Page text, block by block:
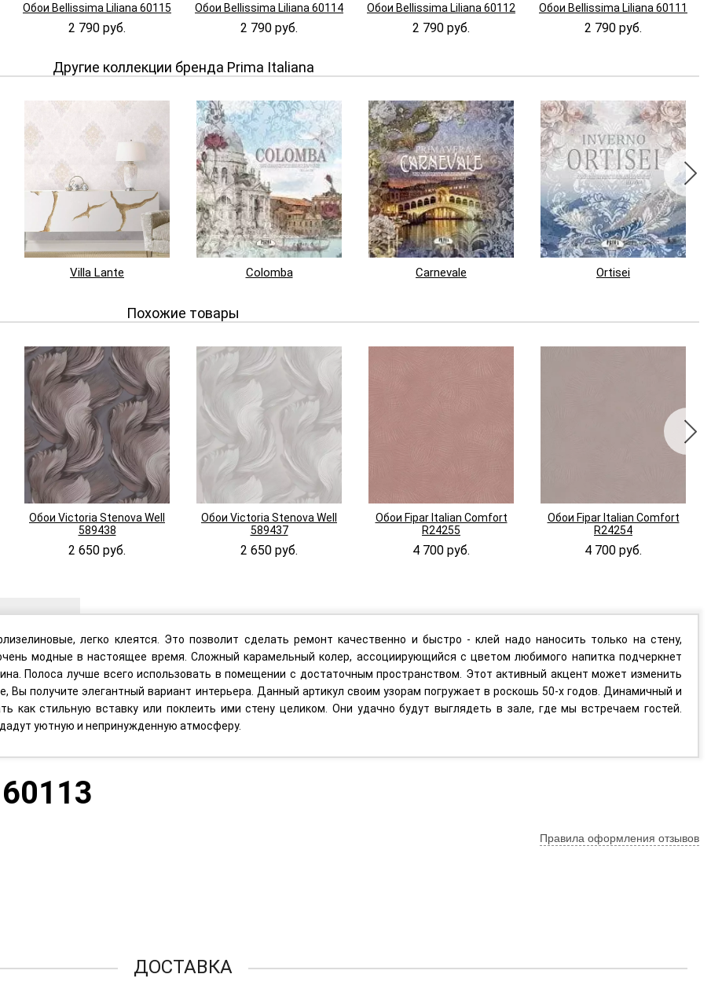
Обои Bellissima Liliana 60115
2 790 руб.
Обои Bellissima Liliana 60114
2 790 руб.
Обои Bellissima Liliana 60112
2 790 руб.
Обои Bellissima Liliana 60111
2 790 руб.
Другие коллекции бренда Prima Italiana
Villa Lante Colomba Carnevale Ortisei
Похожие товары
Обои Victoria Stenova Well
589438
2 650 руб.
Обои Victoria Stenova Well
589437
2 650 руб.
Обои Fipar Italian Comfort
R24255
4 700 руб.
Обои Fipar Italian Comfort
R24254
4 700 руб.
легко клеятся. Это позволит сделать ремонт качественно и быстро - клей надо наносить только на стену,
модные в настоящее время. Сложный карамельный колер, ассоциирующийся с цветом любимого напитка подчеркнет
Полоса лучше всего использовать в помещении с достаточным пространством. Этот активный акцент может изменить
Вы получите элегантный вариант интерьера. Данный артикул своим узорам погружает в роскошь 50-х годов. Динамичный и
как стильную вставку или поклеить ими стену целиком. Они удачно будут выглядеть в зале, где мы встречаем гостей.
уютную и непринужденную атмосферу.
Правила оформления отзывов
ДОСТАВКА